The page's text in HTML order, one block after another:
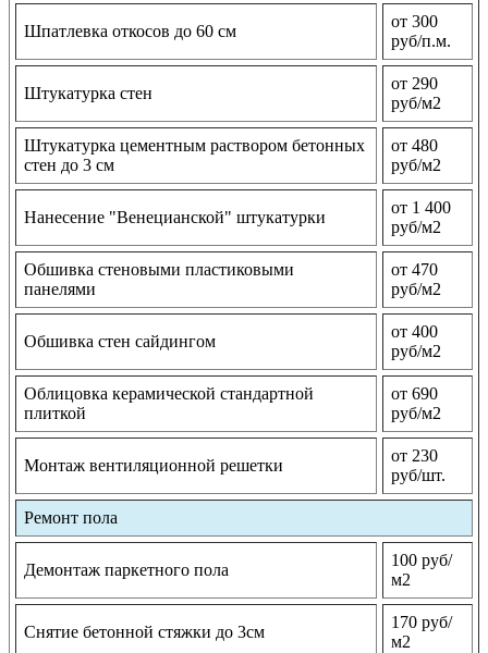
Шпатлевка откосов до 60 см
от 300
руб/п.м.
Штукатурка стен
от 290
руб/м2
Штукатурка цементным раствором бетонных
стен до 3 см
от 480
руб/м2
Нанесение "Венецианской" штукатурки
от 1 400
руб/м2
Обшивка стеновыми пластиковыми
панелями
от 470
руб/м2
Обшивка стен сайдингом
от 400
руб/м2
Облицовка керамической стандартной
плиткой
от 690
руб/м2
Монтаж вентиляционной решетки
от 230
руб/шт.
Ремонт пола
Демонтаж паркетного пола
100 руб/
м2
Снятие бетонной стяжки до 3см
170 руб/
м2